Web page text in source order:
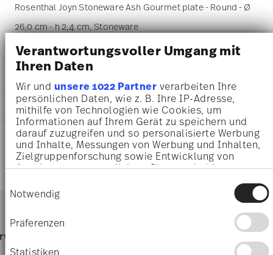
Verantwortungsvoller Umgang mit
Ihren Daten
Wir und unsere 1022 Partnerverarbeiten Ihre
persönlichen Daten, wie z. B. Ihre IP-Adresse,
mithilfe von Technologien wie Cookies, um
Informationen auf Ihrem Gerät zu speichern und
darauf zuzugreifen und so personalisierte Werbung
und Inhalte, Messungen von Werbung und Inhalten,
Zielgruppenforschung sowie Entwicklung von
Angeboten zu ermöglichen. Sie entscheiden
Sie können Ihre Einwilligung jederzeit über die
Cookie-Erklärung oder durch Klicken auf das
Privacy Trigger Symbol ändern oder widerrufen
Informationen über Ihre geografische Lage
Notwendig
Präferenzen
Statistiken
Rosenthal Joyn Stoneware Ash Gourmet plate - Round - Ø
26,0 cm - h 2,4 cm, Stoneware
Rosenthal
Joyn
Ash
Stoneware
Ash
24120-405301-60976
DIMENSIONS
26,00 cm
26,00 cm
26,00 cm
2,40 cm
CARE AND SAFETY INFORMATION
SHIPPING AND RETURNS
shipping
Footer
Services